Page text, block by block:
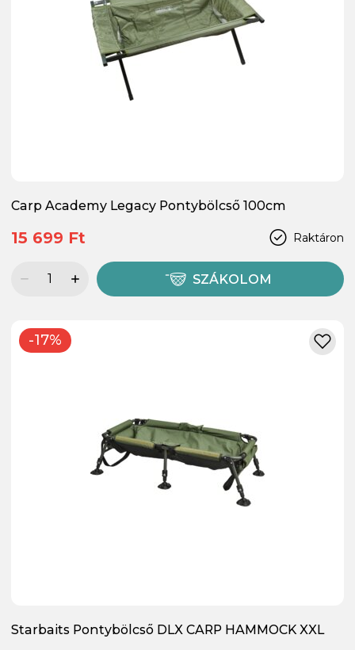
Carp Academy Legacy Pontybölcső 100cm
Raktáron
15 699 Ft
SZÁKOLOM
-17%
Starbaits Pontybölcső DLX CARP HAMMOCK XXL